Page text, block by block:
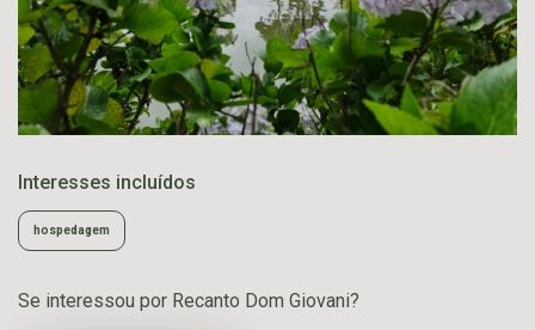
Interesses incluídos
hospedagem
Se interessou por Recanto Dom Giovani?